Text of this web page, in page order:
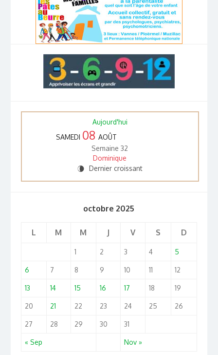
Aujourd'hui
SAMEDI 08 AOÛT
Semaine 32
Dominique
V Dernier croissant
octobre 2025
L M M J V S D
« Sep Nov »
1 2 3 4 5
6 7 8 9 10 11 12
13 14 15 16 17 18 19
20 21 22 23 24 25 26
27 28 29 30 31